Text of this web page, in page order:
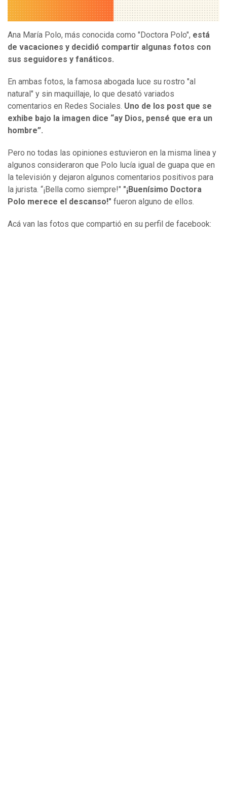
Ana María Polo, más conocida como "Doctora Polo", está
de vacaciones y decidió compartir algunas fotos con
sus seguidores y fanáticos.
En ambas fotos, la famosa abogada luce su rostro "al
natural" y sin maquillaje, lo que desató variados
comentarios en Redes Sociales. Uno de los post que se
exhibe bajo la imagen dice “ay Dios, pensé que era un
hombre”.
Pero no todas las opiniones estuvieron en la misma linea y
algunos consideraron que Polo lucía igual de guapa que en
la televisión y dejaron algunos comentarios positivos para
la jurista. “¡Bella como siempre!" "¡Buenísimo Doctora
Polo merece el descanso!" fueron alguno de ellos.
Acá van las fotos que compartió en su perfil de facebook: